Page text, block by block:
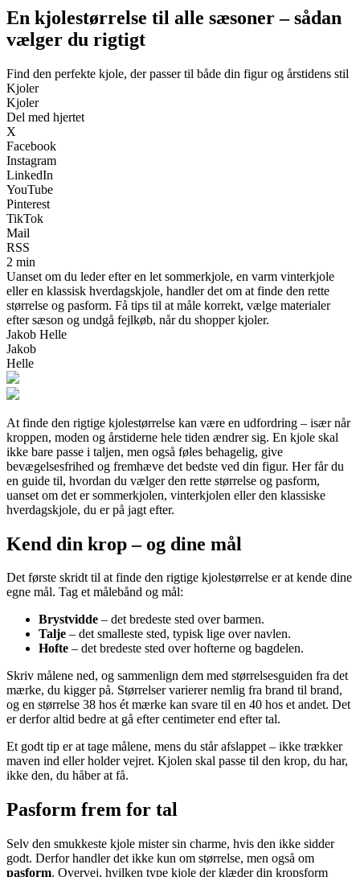
En kjolestørrelse til alle sæsoner – sådan
vælger du rigtigt
Find den perfekte kjole, der passer til både din figur og årstidens stil
Kjoler
Kjoler
Del med hjertet
X
Facebook
Instagram
LinkedIn
YouTube
Pinterest
TikTok
Mail
RSS
2 min
Uanset om du leder efter en let sommerkjole, en varm vinterkjole
eller en klassisk hverdagskjole, handler det om at finde den rette
størrelse og pasform. Få tips til at måle korrekt, vælge materialer
efter sæson og undgå fejlkøb, når du shopper kjoler.
Jakob Helle
Jakob
Helle
At finde den rigtige kjolestørrelse kan være en udfordring – især når
kroppen, moden og årstiderne hele tiden ændrer sig. En kjole skal
ikke bare passe i taljen, men også føles behagelig, give
bevægelsesfrihed og fremhæve det bedste ved din figur. Her får du
en guide til, hvordan du vælger den rette størrelse og pasform,
uanset om det er sommerkjolen, vinterkjolen eller den klassiske
hverdagskjole, du er på jagt efter.
Kend din krop – og dine mål
Det første skridt til at finde den rigtige kjolestørrelse er at kende dine
egne mål. Tag et målebånd og mål:
Brystvidde – det bredeste sted over barmen.
Talje – det smalleste sted, typisk lige over navlen.
Hofte – det bredeste sted over hofterne og bagdelen.
Skriv målene ned, og sammenlign dem med størrelsesguiden fra det
mærke, du kigger på. Størrelser varierer nemlig fra brand til brand,
og en størrelse 38 hos ét mærke kan svare til en 40 hos et andet. Det
er derfor altid bedre at gå efter centimeter end efter tal.
Et godt tip er at tage målene, mens du står afslappet – ikke trækker
maven ind eller holder vejret. Kjolen skal passe til den krop, du har,
ikke den, du håber at få.
Pasform frem for tal
Selv den smukkeste kjole mister sin charme, hvis den ikke sidder
godt. Derfor handler det ikke kun om størrelse, men også om
pasform. Overvej, hvilken type kjole der klæder din kropsform